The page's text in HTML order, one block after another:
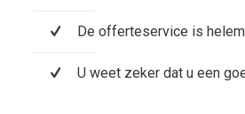
De offerteservice is
U weet zeker dat u een